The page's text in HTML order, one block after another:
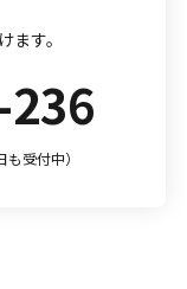
ます。
受付中）